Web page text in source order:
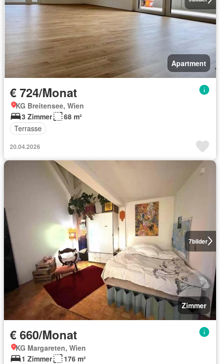
Apartment
€ 724/Monat
KG Breitensee, Wien
3 Zimmer
68 m²
Terrasse
20.04.2026
7bilder
Zimmer
€ 660/Monat
KG Margareten, Wien
1 Zimmer
176 m²